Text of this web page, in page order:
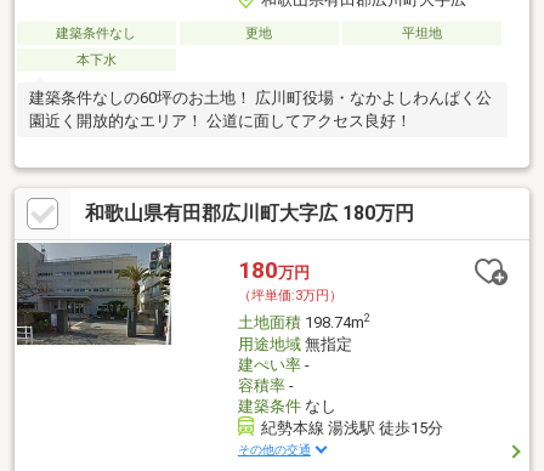
建築条件なし 更地
平坦地
本下水
建築条件なしの60坪のお土地！ 広川町役場・なかよしわんぱく公
園近く開放的なエリア！ 公道に面してアクセス良好！
和歌山県有田郡広川町大字広 180万円
180万円
（坪単価:3万円）
土地面積198.74m2
用途地域無指定
建ぺい率-
容積率-
建築条件なし
紀勢本線 湯浅駅 徒歩15分
その他の交通